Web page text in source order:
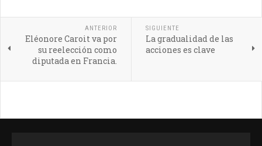
ANTERIOR
Eléonore Caroit va por
su reelección como
diputada en Francia.
SIGUIENTE
La gradualidad de las
acciones es clave